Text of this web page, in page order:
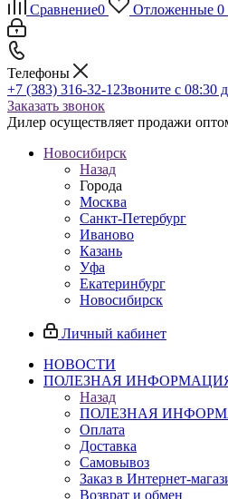
Сравнение0 Отложенные 0
Телефоны
+7 (383) 316-32-12Звоните с 08:30
Заказать звонок
Дилер осуществляет продажи
Новосибирск
Назад
Города
Москва
Санкт-Петербург
Иваново
Казань
Уфа
Екатеринбург
Новосибирск
Личный кабинет
НОВОСТИ
ПОЛЕЗНАЯ
Назад
ПОЛЕЗНАЯ
Оплата
Доставка
Самовывоз
Заказ в Интернет-
Возврат и обмен